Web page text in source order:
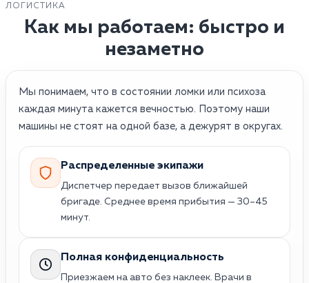
ЛОГИСТИКА
Как мы работаем: быстро и
незаметно
Мы понимаем, что в состоянии ломки или психоза
каждая минута кажется вечностью. Поэтому наши
машины не стоят на одной базе, а дежурят в округах.
Распределенные экипажи
Диспетчер передает вызов ближайшей
бригаде. Среднее время прибытия — 30–45
минут.
Полная конфиденциальность
Приезжаем на авто без наклеек. Врачи в